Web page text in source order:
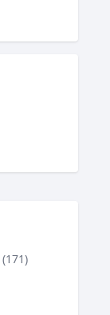
(171)